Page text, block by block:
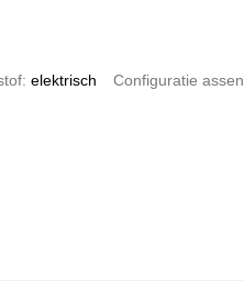
elektrisch Configuratie assen